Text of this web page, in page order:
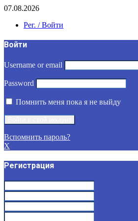
07.08.2026
Рег. / Войти
Войти
Username or email
Password
Помнить меня пока я не выйду
Вспомнить пароль?
X
Регистрация